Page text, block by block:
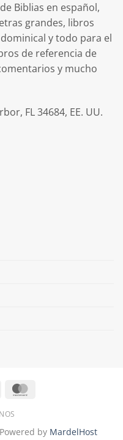
Biblias en español,
grandes, libros
y todo para el
de referencia de
y mucho
FL 34684, EE. UU.
by MardelHost